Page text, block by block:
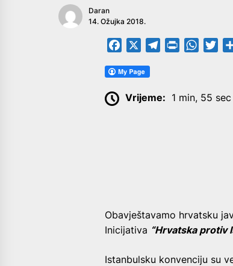
Daran
14. Ožujka 2018.
FacebookTelegram
Vrijeme: 1 min, 55 sec
Obavještavamo hrvatsku
Inicijativa “Hrvatska protiv
Istanbulsku konvenciju su